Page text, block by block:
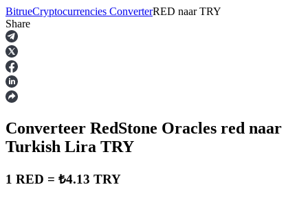
Termijncontracten
BitrueCryptocurrencies ConverterRED naar TRY
Share
Converteer RedStone Oracles red naar
Turkish Lira TRY
1 RED = ₺4.13 TRY